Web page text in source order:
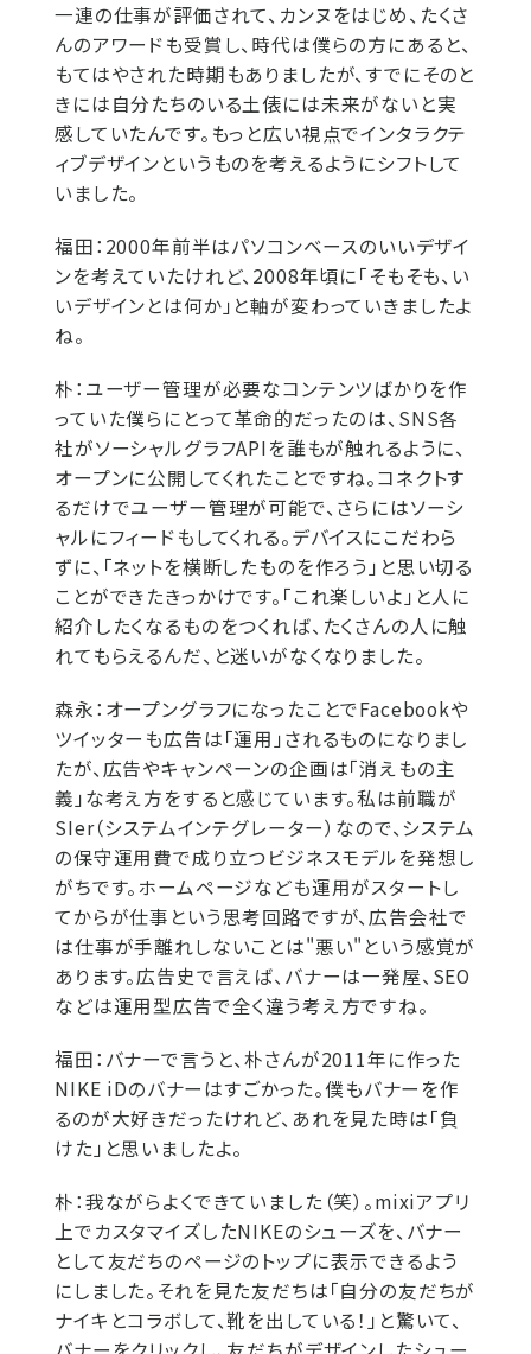
一連の仕事が評価されて、カンヌをはじめ、たくさ
んのアワードも受賞し、時代は僕らの方にあると、
もてはやされた時期もありましたが、すでにそのと
きには自分たちのいる土俵には未来がないと実
感していたんです。もっと広い視点でインタラクテ
ィブデザインというものを考えるようにシフトして
いました。
福田： 2000年前半はパソコンベースのいいデザイ
ンを考えていたけれど、2008年頃に「そもそも、い
いデザインとは何か」と軸が変わっていきましたよ
ね。
朴： ユーザー管理が必要なコンテンツばかりを作
っていた僕らにとって革命的だったのは、SNS各
社がソーシャルグラフAPIを誰もが触れるように、
オープンに公開してくれたことですね。コネクトす
るだけでユーザー管理が可能で、さらにはソーシ
ャルにフィードもしてくれる。デバイスにこだわら
ずに、「ネットを横断したものを作ろう」と思い切る
ことができたきっかけです。「これ楽しいよ」と人に
紹介したくなるものをつくれば、たくさんの人に触
れてもらえるんだ、と迷いがなくなりました。
森永： オープングラフになったことでFacebookや
ツイッターも広告は「運用」されるものになりまし
たが、広告やキャンペーンの企画は「消えもの主
義」な考え方をすると感じています。私は前職が
SIer（システムインテグレーター）なので、システム
の保守運用費で成り立つビジネスモデルを発想し
がちです。ホームページなども運用がスタートし
てからが仕事という思考回路ですが、広告会社で
は仕事が手離れしないことは"悪い"という感覚が
あります。広告史で言えば、バナーは一発屋、SEO
などは運用型広告で全く違う考え方ですね。
福田： バナーで言うと、朴さんが2011年に作った
NIKE iDのバナーはすごかった。僕もバナーを作
るのが大好きだったけれど、あれを見た時は「負
けた」と思いましたよ。
朴：我ながらよくできていました（笑）。mixiアプリ
上でカスタマイズしたNIKEのシューズを、バナー
として友だちのページのトップに表示できるよう
にしました。それを見た友だちは「自分の友だちが
ナイキとコラボして、靴を出している！」と驚いて、